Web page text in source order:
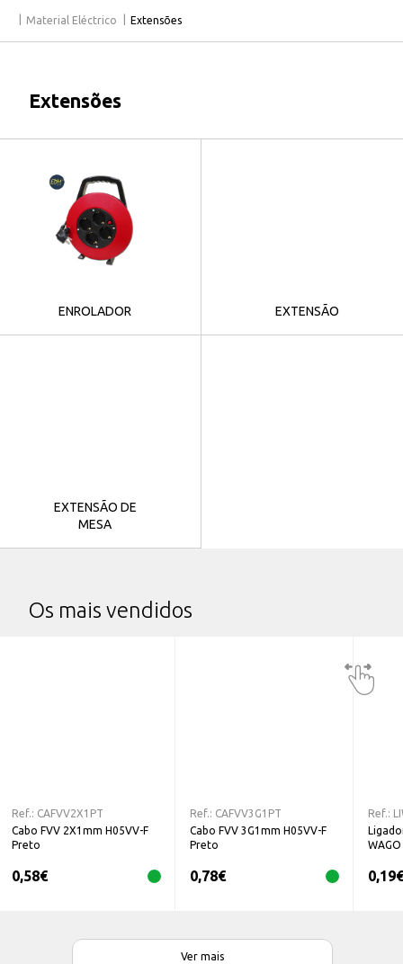
Material Eléctrico Extensões
Extensões
ENROLADOR EXTENSÃO
EXTENSÃO DE
MESA
Os mais vendidos
Ref.: CAFVV2X1PT
Cabo FVV 2X1mm H05VV-F
Preto
0,58€
Ref.: CAFVV3G1PT
Cabo FVV 3G1mm H05VV-F
Preto
0,78€
Ref.:
WAGO
0,19€
Ver mais